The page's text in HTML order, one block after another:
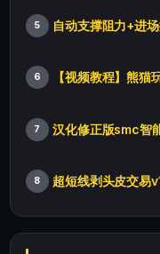
5 自动支撑阻力+进
6 【视频教程】熊猫
7 汉化修正版smc智
8 超短线剥头皮交易